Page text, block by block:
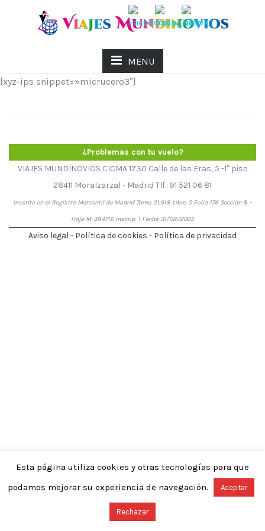
MENU
[xyz-ips snippet=»micrucero3″]
¿Problemas con tu vuelo?
VIAJES MUNDINOVIOS CICMA 1730 Calle de las Eras, 5 -1° piso
28411 Moralzarzal - Madrid Tlf.: 91 521 06 81
Inscrita en el Registro Mercantil de Madrid Tomo 21,618 Libro 0 Folio 176 Sección 8 –
Hoja M-384716 inscrip. 1 Fecha 31/08/2005
Aviso legal - Política de cookies - Política de privacidad
Esta página utiliza cookies y otras tecnologías para que
podamos mejorar su experiencia de navegación.
Aceptar
Rechazar